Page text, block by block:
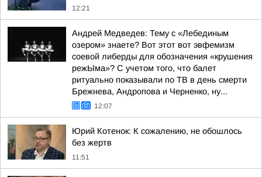
12:21
Андрей Медведев: Тему с «Лебединым
озером» знаете? Вот этот вот эвфемизм
соевой либерды для обозначения «крушения
режЫма»? С учетом того, что балет
ритуально показывали по ТВ в день смерти
Брежнева, Андропова и Черненко, ну...
12:07
Юрий Котенок: К сожалению, не обошлось
без жертв
11:51